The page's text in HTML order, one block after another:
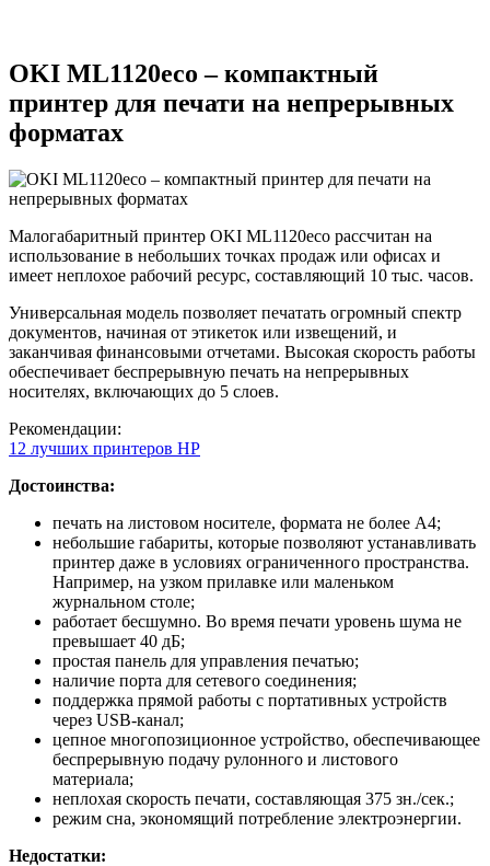
OKI ML1120eco – компактный
принтер для печати на непрерывных
форматах
Малогабаритный принтер OKI ML1120eco рассчитан на
использование в небольших точках продаж или офисах и
имеет неплохое рабочий ресурс, составляющий 10 тыс. часов.
Универсальная модель позволяет печатать огромный спектр
документов, начиная от этикеток или извещений, и
заканчивая финансовыми отчетами. Высокая скорость работы
обеспечивает беспрерывную печать на непрерывных
носителях, включающих до 5 слоев.
Рекомендации:
12 лучших принтеров HP
Достоинства:
печать на листовом носителе, формата не более А4;
небольшие габариты, которые позволяют устанавливать
принтер даже в условиях ограниченного пространства.
Например, на узком прилавке или маленьком
журнальном столе;
работает бесшумно. Во время печати уровень шума не
превышает 40 дБ;
простая панель для управления печатью;
наличие порта для сетевого соединения;
поддержка прямой работы с портативных устройств
через USB-канал;
цепное многопозиционное устройство, обеспечивающее
беспрерывную подачу рулонного и листового
материала;
неплохая скорость печати, составляющая 375 зн./сек.;
режим сна, экономящий потребление электроэнергии.
Недостатки: